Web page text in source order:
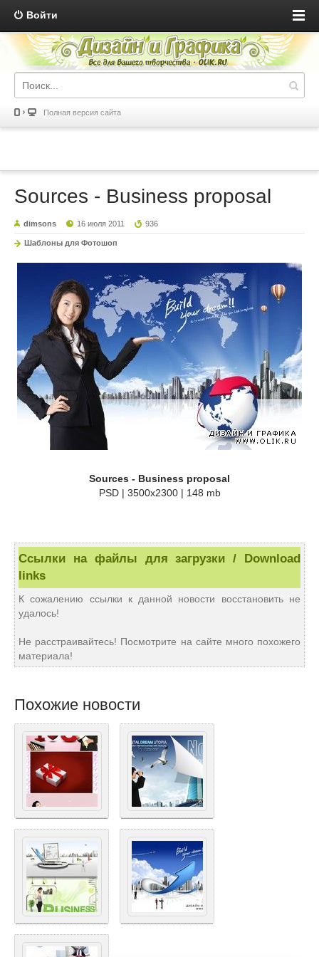
Войти
Полная версия сайта
Sources - Business proposal
dimsons 16 июля 2011 936
Шаблоны для Фотошоп
Sources - Business proposal
PSD | 3500x2300 | 148 mb
Ссылки на файлы для загрузки / Download
links
К сожалению ссылки к данной новости восстановить не
удалось!
Не расстраивайтесь! Посмотрите на сайте много похожего
материала!
Похожие новости